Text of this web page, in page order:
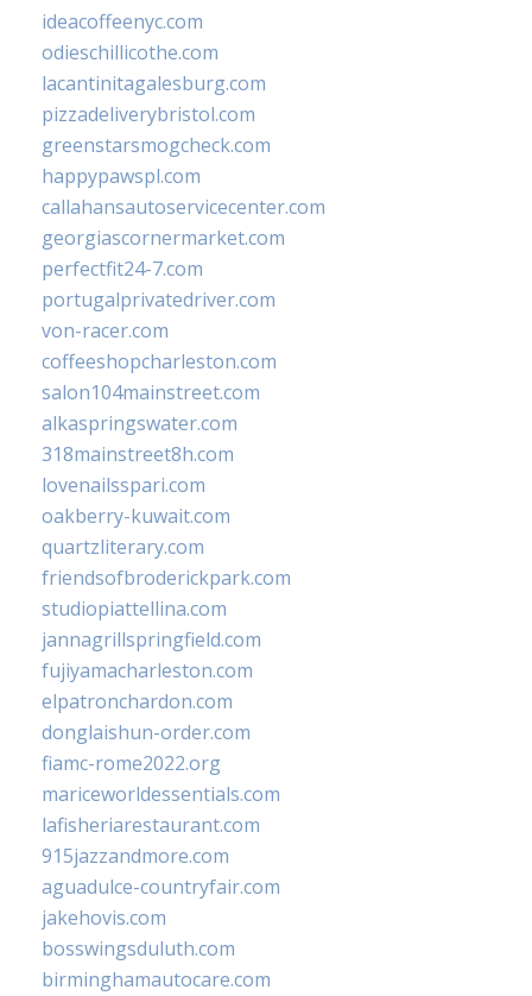
ideacoffeenyc.com
odieschillicothe.com
lacantinitagalesburg.com
pizzadeliverybristol.com
greenstarsmogcheck.com
happypawspl.com
callahansautoservicecenter.com
georgiascornermarket.com
perfectfit24-7.com
portugalprivatedriver.com
von-racer.com
coffeeshopcharleston.com
salon104mainstreet.com
alkaspringswater.com
318mainstreet8h.com
lovenailsspari.com
oakberry-kuwait.com
quartzliterary.com
friendsofbroderickpark.com
studiopiattellina.com
jannagrillspringfield.com
fujiyamacharleston.com
elpatronchardon.com
donglaishun-order.com
fiamc-rome2022.org
mariceworldessentials.com
lafisheriarestaurant.com
915jazzandmore.com
aguadulce-countryfair.com
jakehovis.com
bosswingsduluth.com
birminghamautocare.com